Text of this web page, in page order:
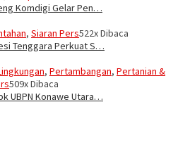
Komdigi Gelar Pen…
, Siaran Pers522x Dibaca
Tenggara Perkuat S…
, Pertambangan, Pertanian &
509x Dibaca
UBPN Konawe Utara…